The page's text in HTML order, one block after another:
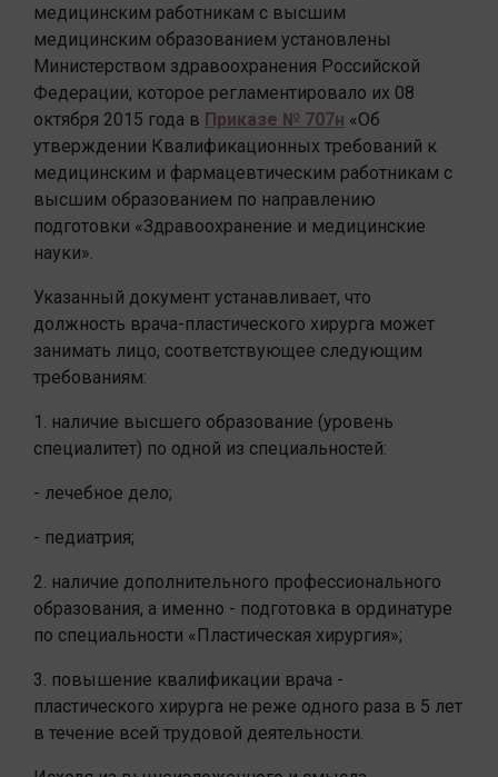
медицинским работникам с высшим
медицинским образованием установлены
Министерством здравоохранения Российской
Федерации, которое регламентировало их 08
октября 2015 года в Приказе № 707н «Об
утверждении Квалификационных требований к
медицинским и фармацевтическим работникам с
высшим образованием по направлению
подготовки «Здравоохранение и медицинские
науки».
Указанный документ устанавливает, что
должность врача-пластического хирурга может
занимать лицо, соответствующее следующим
требованиям:
1. наличие высшего образование (уровень
специалитет) по одной из специальностей:
- лечебное дело;
- педиатрия;
2. наличие дополнительного профессионального
образования, а именно - подготовка в ординатуре
по специальности «Пластическая хирургия»;
3. повышение квалификации врача -
пластического хирурга не реже одного раза в 5 лет
в течение всей трудовой деятельности.